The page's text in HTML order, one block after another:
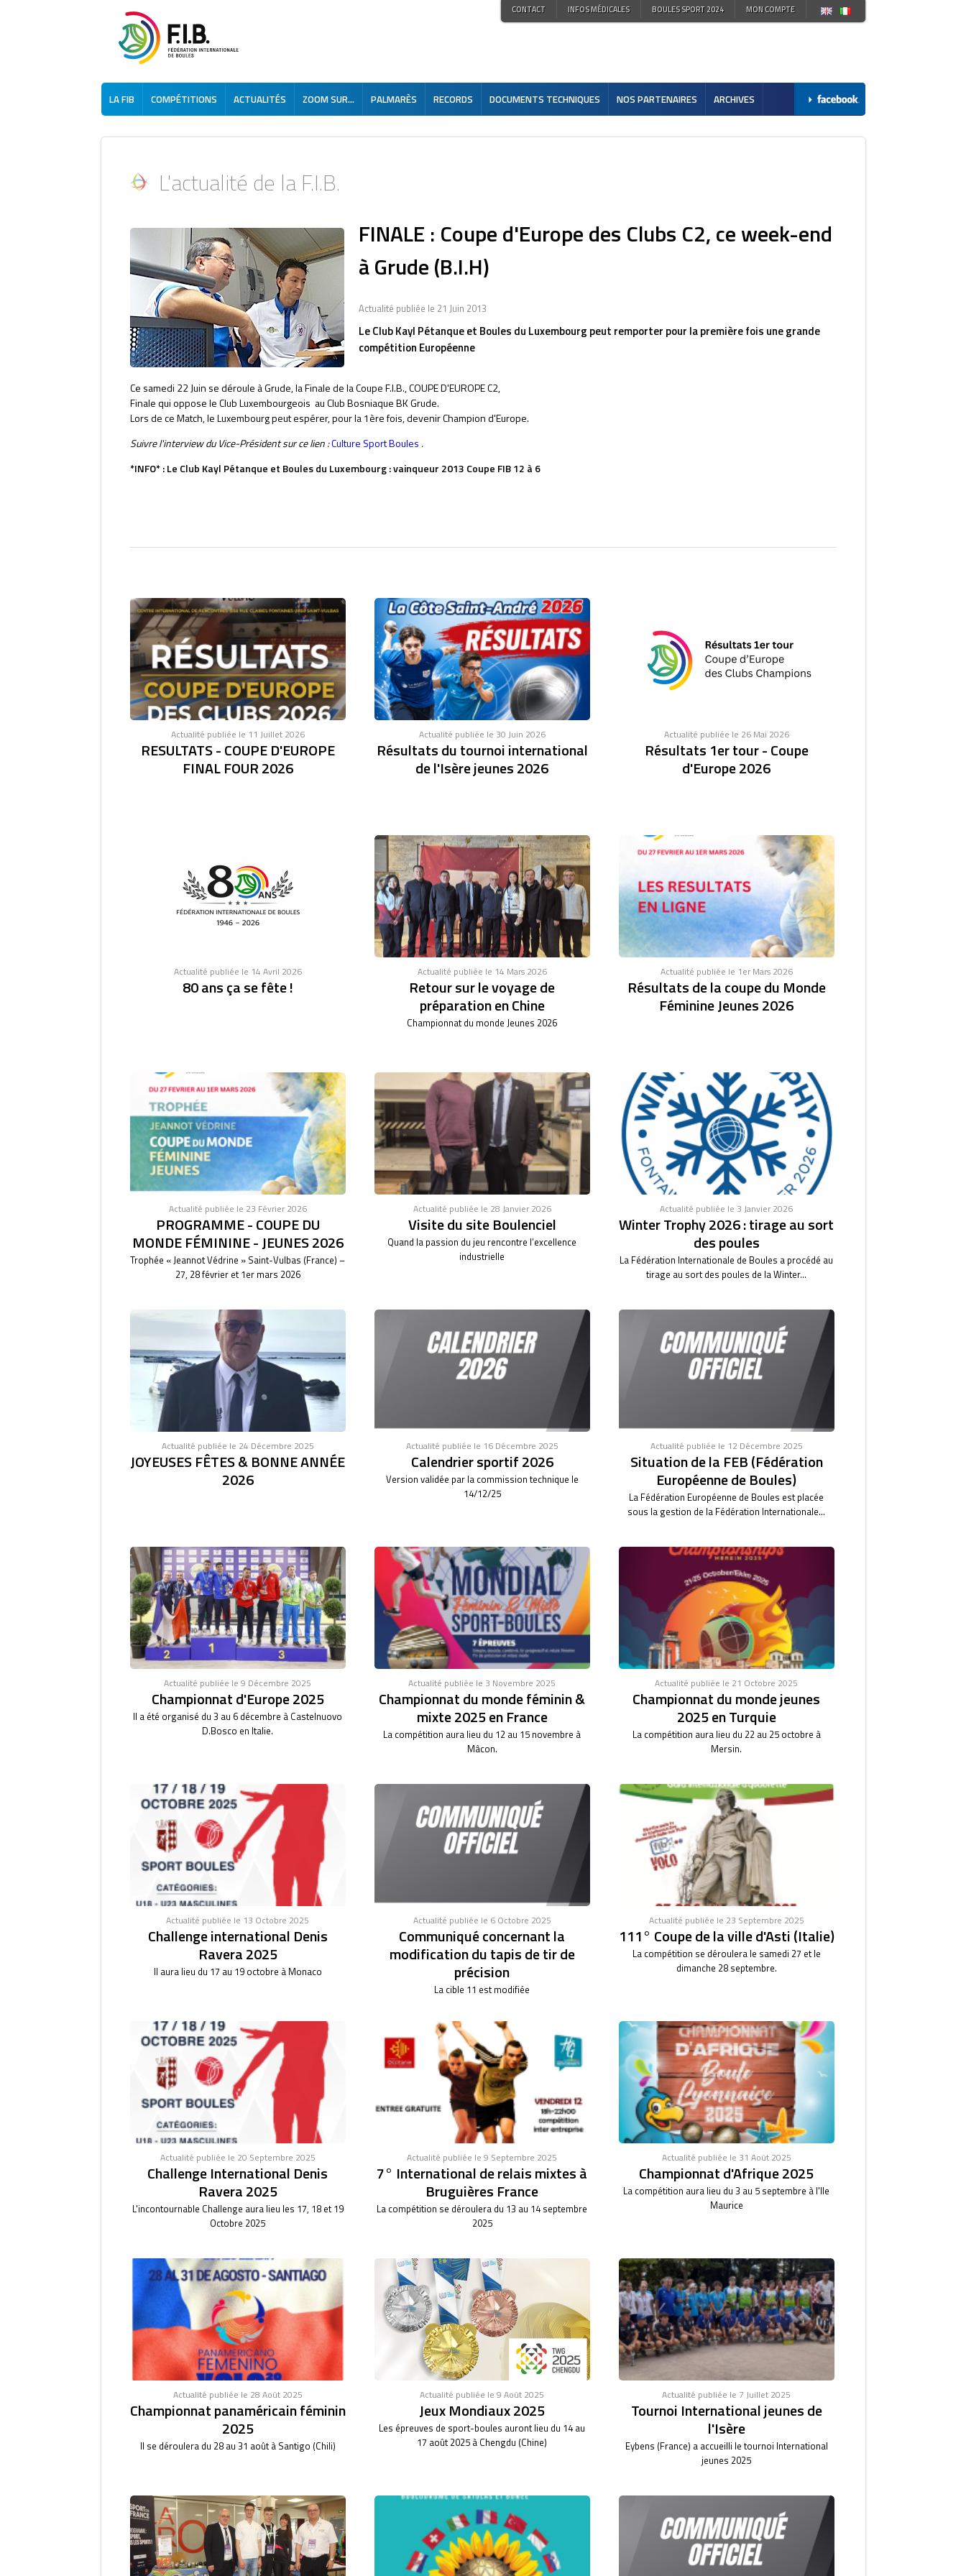
CONTACT INFOS MÉDICALES BOULES SPORT 2024 MON COMPTE
LA FIB COMPÉTITIONS ACTUALITÉS ZOOM SUR... PALMARÈS RECORDS DOCUMENTS TECHNIQUES NOS PARTENAIRES ARCHIVES
L'actualité de la F.I.B.
FINALE : Coupe d'Europe des Clubs C2, ce week-end
à Grude (B.I.H)
Actualité publiée le 21 Juin 2013
Le Club Kayl Pétanque et Boules du Luxembourg peut remporter pour la première fois une grande
compétition Européenne
Ce samedi 22 Juin se déroule à Grude, la Finale de la Coupe F.I.B., COUPE D'EUROPE C2,
Finale qui oppose le Club Luxembourgeois au Club Bosniaque BK Grude.
Lors de ce Match, le Luxembourg peut espérer, pour la 1ère fois, devenir Champion d'Europe.
Suivre l'interview du Vice-Président sur ce lien :Culture Sport Boules .
*INFO* : Le Club Kayl Pétanque et Boules du Luxembourg : vainqueur 2013 Coupe FIB 12 à 6
Actualité publiée le 11 Juillet 2026
RESULTATS - COUPE D'EUROPE
FINAL FOUR 2026
Actualité publiée le 30 Juin 2026
Résultats du tournoi international
de l'Isère jeunes 2026
Actualité publiée le 26 Mai 2026
Résultats 1er tour - Coupe
d'Europe 2026
Actualité publiée le 14 Avril 2026
80 ans ça se fête !
Actualité publiée le 14 Mars 2026
Retour sur le voyage de
préparation en Chine
Championnat du monde Jeunes 2026
Actualité publiée le 1er Mars 2026
Résultats de la coupe du Monde
Féminine Jeunes 2026
Actualité publiée le 23 Février 2026
PROGRAMME - COUPE DU
MONDE FÉMININE - JEUNES 2026
Trophée « Jeannot Védrine » Saint-Vulbas (France) –
27, 28 février et 1er mars 2026
Actualité publiée le 28 Janvier 2026
Visite du site Boulenciel
Quand la passion du jeu rencontre l’excellence
industrielle
Actualité publiée le 3 Janvier 2026
Winter Trophy 2026 : tirage au sort
des poules
La Fédération Internationale de Boules a procédé au
tirage au sort des poules de la Winter...
Actualité publiée le 24 Décembre 2025
JOYEUSES FÊTES & BONNE ANNÉE
2026
Actualité publiée le 16 Décembre 2025
Calendrier sportif 2026
Version validée par la commission technique le
14/12/25
Actualité publiée le 12 Décembre 2025
Situation de la FEB (Fédération
Européenne de Boules)
La Fédération Européenne de Boules est placée
sous la gestion de la Fédération Internationale...
Actualité publiée le 9 Décembre 2025
Championnat d'Europe 2025
Il a été organisé du 3 au 6 décembre à Castelnuovo
D.Bosco en Italie.
Actualité publiée le 3 Novembre 2025
Championnat du monde féminin &
mixte 2025 en France
La compétition aura lieu du 12 au 15 novembre à
Mâcon.
Actualité publiée le 21 Octobre 2025
Championnat du monde jeunes
2025 en Turquie
La compétition aura lieu du 22 au 25 octobre à
Mersin.
Actualité publiée le 13 Octobre 2025
Challenge international Denis
Ravera 2025
Il aura lieu du 17 au 19 octobre à Monaco
Actualité publiée le 6 Octobre 2025
Communiqué concernant la
modification du tapis de tir de
précision
La cible 11 est modifiée
Actualité publiée le 23 Septembre 2025
111° Coupe de la ville d'Asti (Italie)
La compétition se déroulera le samedi 27 et le
dimanche 28 septembre.
Actualité publiée le 20 Septembre 2025
Challenge International Denis
Ravera 2025
L'incontournable Challenge aura lieu les 17, 18 et 19
Octobre 2025
Actualité publiée le 9 Septembre 2025
7° International de relais mixtes à
Bruguières France
La compétition se déroulera du 13 au 14 septembre
2025
Actualité publiée le 31 Août 2025
Championnat d'Afrique 2025
La compétition aura lieu du 3 au 5 septembre à l'Ile
Maurice
Actualité publiée le 28 Août 2025
Championnat panaméricain féminin
2025
Il se déroulera du 28 au 31 août à Santigo (Chili)
Actualité publiée le 9 Août 2025
Jeux Mondiaux 2025
Les épreuves de sport-boules auront lieu du 14 au
17 août 2025 à Chengdu (Chine)
Actualité publiée le 7 Juillet 2025
Tournoi International jeunes de
l'Isère
Eybens (France) a accueilli le tournoi International
jeunes 2025